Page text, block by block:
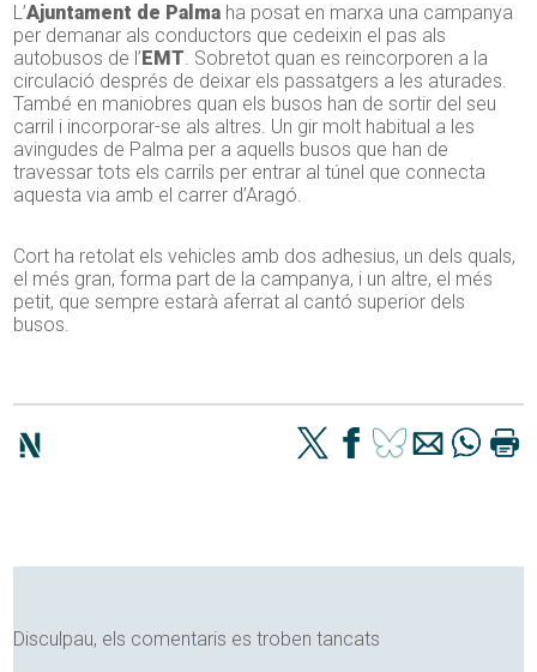
L’Ajuntament de Palma ha posat en marxa una campanya
per demanar als conductors que cedeixin el pas als
autobusos de l’ EMT. Sobretot quan es reincorporen a la
circulació després de deixar els passatgers a les aturades.
També en maniobres quan els busos han de sortir del seu
carril i incorporar-se als altres. Un gir molt habitual a les
avingudes de Palma per a aquells busos que han de
travessar tots els carrils per entrar al túnel que connecta
aquesta via amb el carrer d’Aragó.
Cort ha retolat els vehicles amb dos adhesius, un dels quals,
el més gran, forma part de la campanya, i un altre, el més
petit, que sempre estarà aferrat al cantó superior dels
busos.
Disculpau, els comentaris es troben tancats